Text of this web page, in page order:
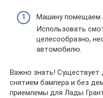
Машину помещаем
Использовать
целесообразно,
автомобилю.
Важно знать! Существует
снятием бампера и без
приемлемы для Лады